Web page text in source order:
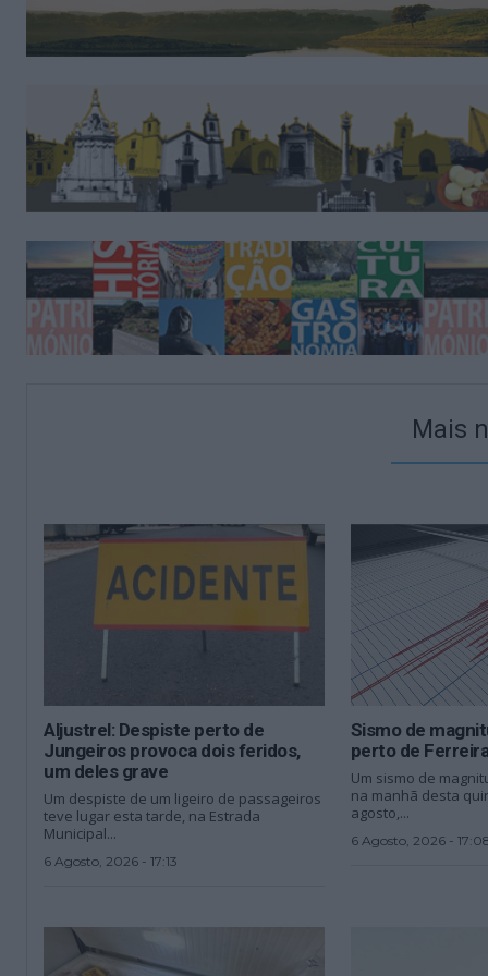
Mais
Aljustrel: Despiste perto de
Jungeiros provoca dois feridos,
um deles grave
Um despiste de um ligeiro de passageiros
teve lugar esta tarde, na Estrada
Municipal...
6 Agosto, 2026 - 17:13
Sismo de
perto de
Um sismo de
na manhã desta
agosto,...
6 Agosto, 2026 -